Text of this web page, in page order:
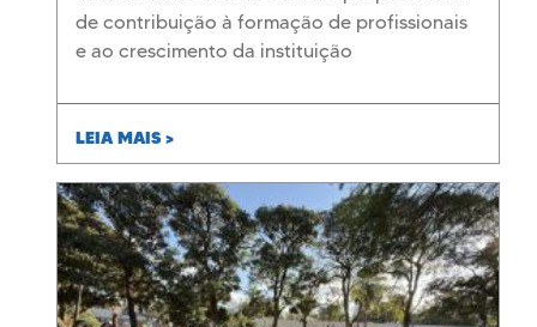
de contribuição à formação de profissionais
e ao crescimento da instituição
LEIA MAIS >